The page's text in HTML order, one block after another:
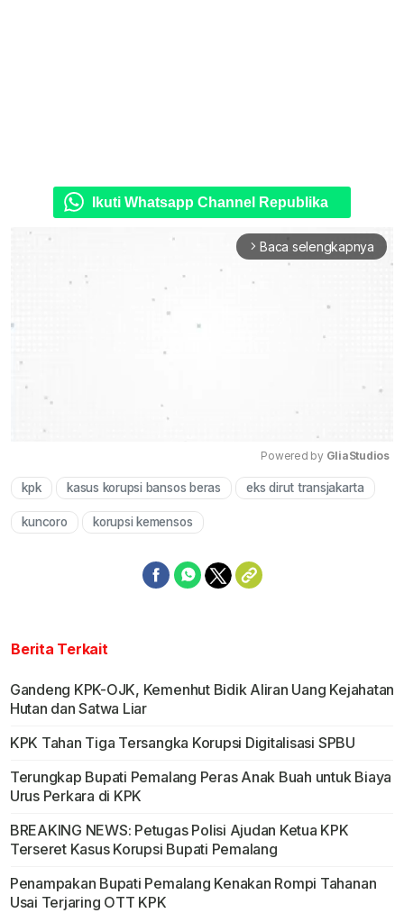
Ikuti Whatsapp Channel Republika
arrow_forward_ios Baca selengkapnya
Mute
Powered by GliaStudios
kpk kasus korupsi bansos beras eks dirut transjakarta
kuncoro korupsi kemensos
Berita Terkait
Gandeng KPK-OJK, Kemenhut Bidik Aliran Uang Kejahatan
Hutan dan Satwa Liar
KPK Tahan Tiga Tersangka Korupsi Digitalisasi SPBU
Terungkap Bupati Pemalang Peras Anak Buah untuk Biaya
Urus Perkara di KPK
BREAKING NEWS: Petugas Polisi Ajudan Ketua KPK
Terseret Kasus Korupsi Bupati Pemalang
Penampakan Bupati Pemalang Kenakan Rompi Tahanan
Usai Terjaring OTT KPK